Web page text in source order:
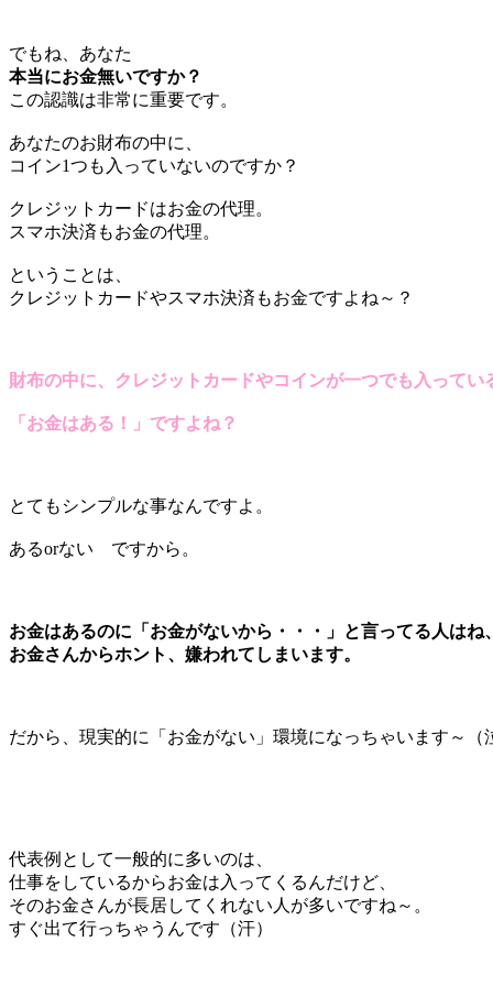
でもね、あなた
本当にお金無いですか？
この認識は非常に重要です。
あなたのお財布の中に、
コイン1つも入っていないのですか？
クレジットカードはお金の代理。
スマホ決済もお金の代理。
ということは、
クレジットカードやスマホ決済もお金ですよね～？
財布の中に、クレジットカードやコインが一つでも入ってい
「お金はある！」ですよね？
とてもシンプルな事なんですよ。
あるorない ですから。
お金はあるのに「お金がないから・・・」と言ってる人はね
お金さんからホント、嫌われてしまいます。
だから、現実的に「お金がない」環境になっちゃいます～（
代表例として一般的に多いのは、
仕事をしているからお金は入ってくるんだけど、
そのお金さんが長居してくれない人が多いですね～。
すぐ出て行っちゃうんです（汗）